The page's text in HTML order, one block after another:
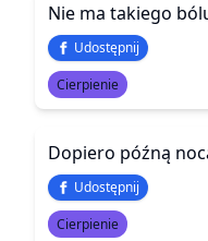
Udostępnij
Cierpienie
Udostępnij
Cierpienie